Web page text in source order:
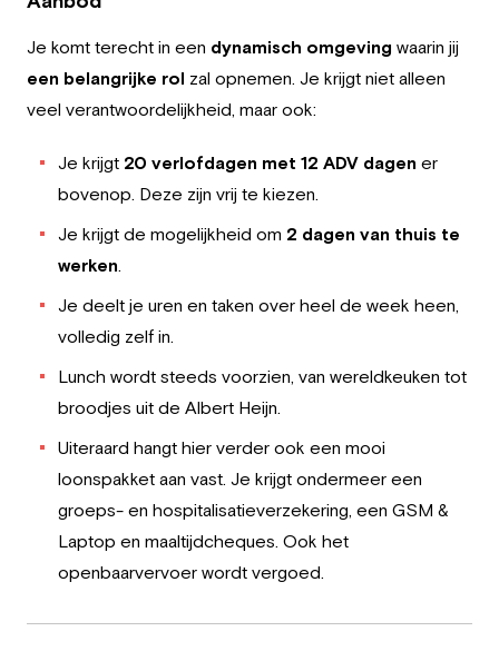
Je komt terecht in een dynamisch omgeving waarin jij
een belangrijke rol zal opnemen. Je krijgt niet alleen
veel verantwoordelijkheid, maar ook:
Je krijgt 20 verlofdagen met 12 ADV dagen er
bovenop. Deze zijn vrij te kiezen.
Je krijgt de mogelijkheid om 2 dagen van thuis te
werken.
Je deelt je uren en taken over heel de week heen,
volledig zelf in.
Lunch wordt steeds voorzien, van wereldkeuken tot
broodjes uit de Albert Heijn.
Uiteraard hangt hier verder ook een mooi
loonspakket aan vast. Je krijgt ondermeer een
groeps- en hospitalisatieverzekering, een GSM &
Laptop en maaltijdcheques. Ook het
openbaarvervoer wordt vergoed.